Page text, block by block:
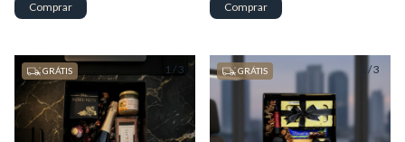
1/3
GRÁTIS /3
GRÁTIS